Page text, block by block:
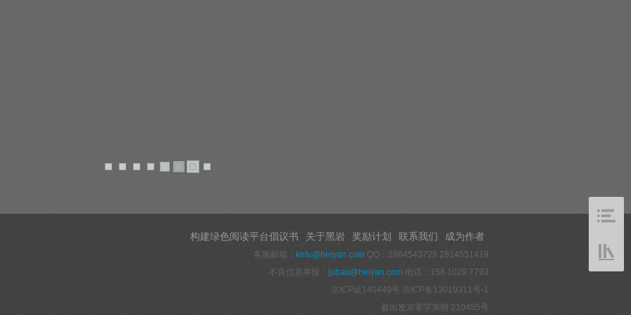
构建绿色阅读平台倡议书 关于黑岩 奖励计划 联系我们 成为作者
客服邮箱： kefu@heiyan.com QQ：2984543729 2814551419
不良信息举报： jubao@heiyan.com 电话：158 1029 7793
京ICP证140449号 京ICP备13019311号-1
新出发京零字第朝 210455号